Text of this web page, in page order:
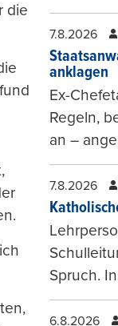
die
7.8.2026
anklagen
Ex-
Regeln,
an –
7.8.2026
Spruch.
6.8.2026